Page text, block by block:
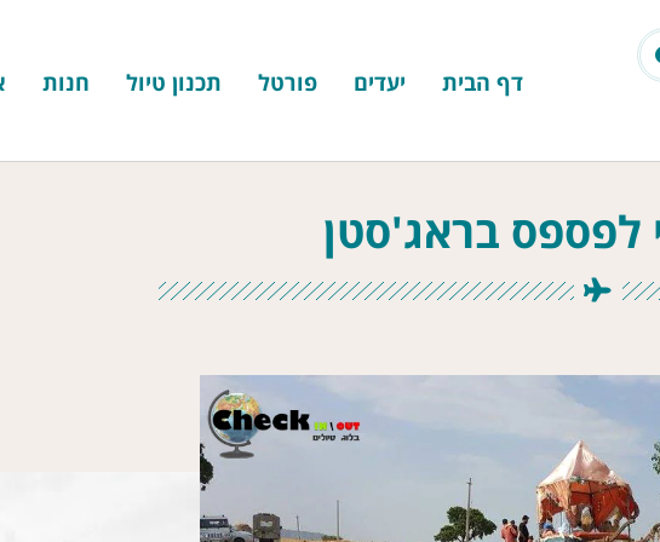
דף הבית יעדים פורטל תכנון טיול חנות
לפספס בראג'סטן